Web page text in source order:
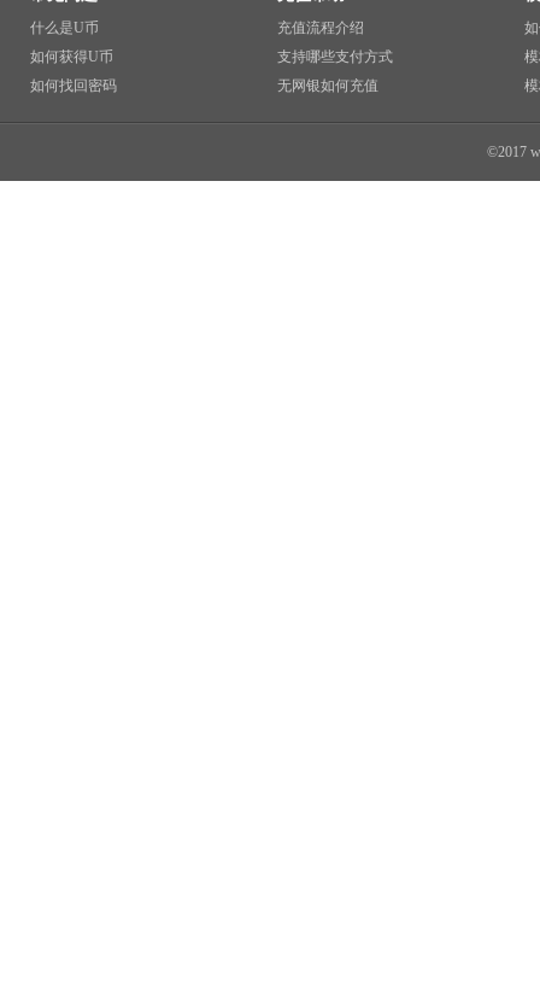
什么是U币
如何获得U币
如何找回密码
充值流程介绍
支持哪些支付方式
无网银如何充值
©2017